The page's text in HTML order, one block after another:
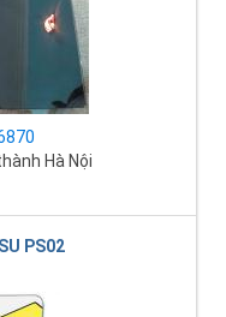
Hà Nội
PS02